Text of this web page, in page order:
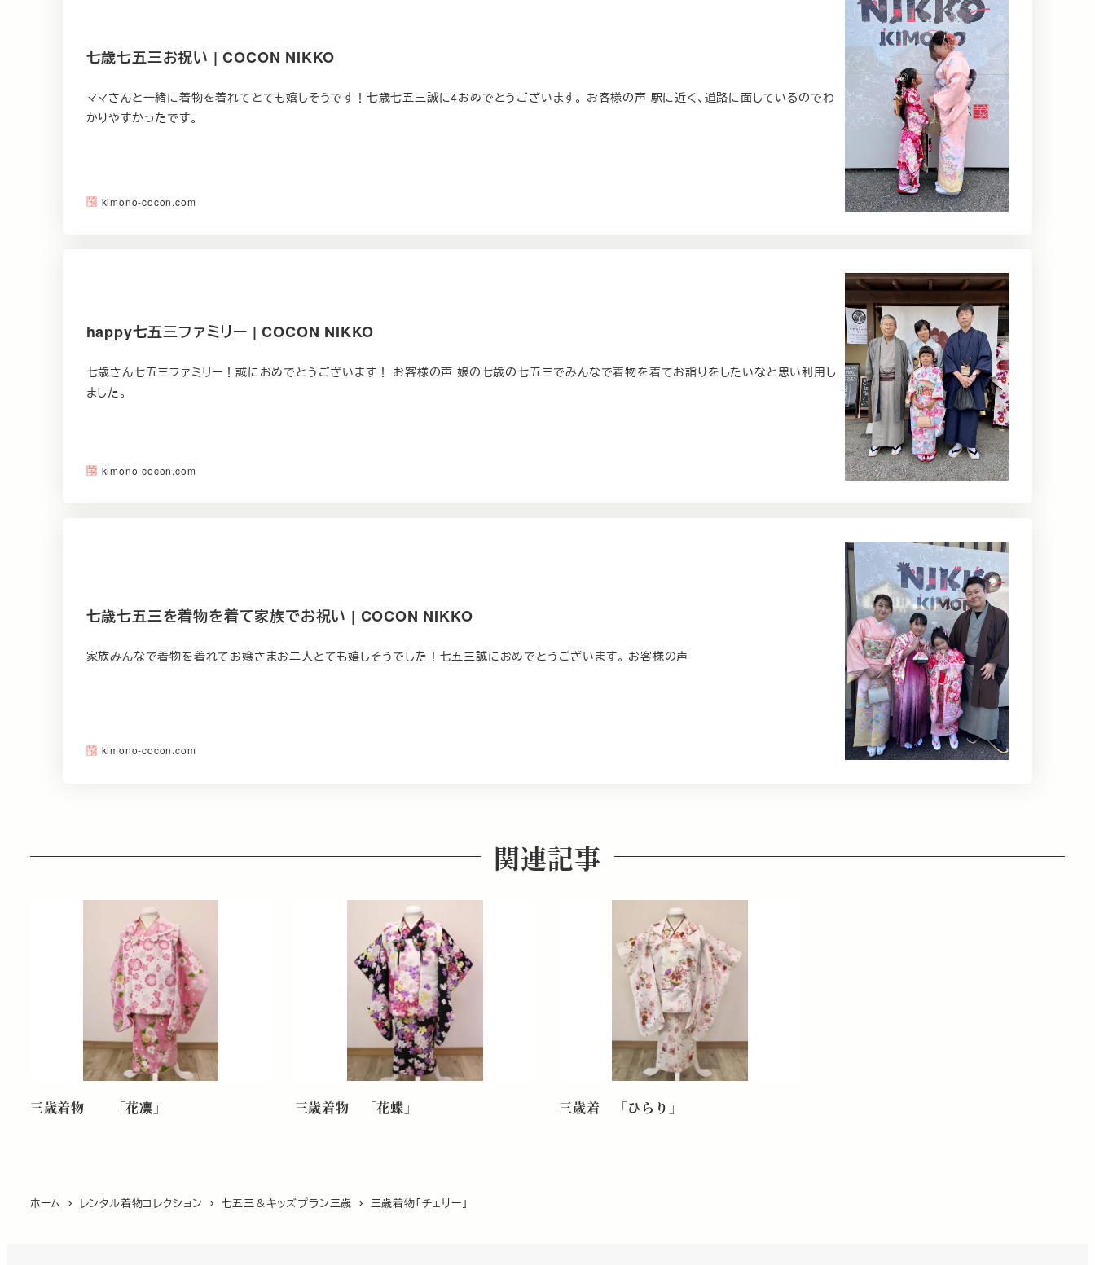
七歳七五三お祝い | COCON NIKKO
ママさんと一緒に着物を着れてとても嬉しそうです！七歳七五三誠に4おめでとうございます。 お客様の声 駅に近く、道路に面しているのでわ
かりやすかったです。
kimono-cocon.com
happy七五三ファミリー | COCON NIKKO
七歳さん七五三ファミリー！誠におめでとうございます！ お客様の声 娘の七歳の七五三でみんなで着物を着てお詣りをしたいなと思い利用し
ました。
kimono-cocon.com
七歳七五三を着物を着て家族でお祝い | COCON NIKKO
家族みんなで着物を着れてお嬢さまお二人とても嬉しそうでした！七五三誠におめでとうございます。 お客様の声
kimono-cocon.com
関連記事
三歳着物 「花凛」 三歳着物 「花蝶」 三歳着 「ひらり」
ホーム レンタル着物コレクション 七五三＆キッズプラン三歳 三歳着物「チェリー」